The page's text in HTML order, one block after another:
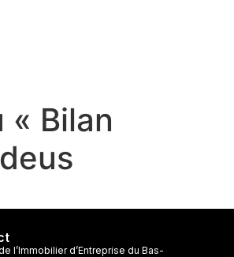
Bilan
l’Immobilier d’Entreprise du Bas-